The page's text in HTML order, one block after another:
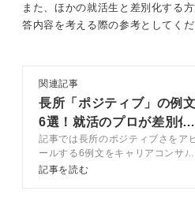
「嫌なことや困ったことがあっ
真の楽観性を示して周囲を明
しよう！
楽観的な性格の本当の良さと
前向きに取り組めるポジティブ
また、ほかの就活生と差別化する
答内容を考える際の参考としてくだ
関連記事
長所「ポジティブ」の例文
6選！就活のプロが差別化
のコツを解説
記事では長所のポジティブさをア
ールする6例文をキャリアコンサル
タントの解説を交えて紹介します。
記事を読む